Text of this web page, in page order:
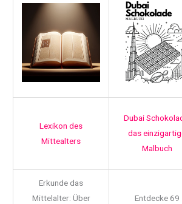
Lexikon des
Mittealters
Dubai
das
Malbuch
Erkunde das
Mittelalter: Über
Entdecke 69